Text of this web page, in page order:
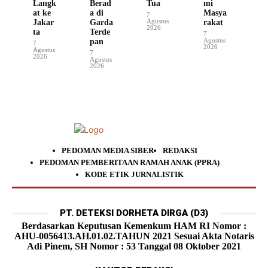
Langk
at ke
Jakar
ta
7
Agustus
2026
Berad
a di
Garda
Terde
pan
7
Agustus
2026
Tua
7
Agustus
2026
mi
Masya
rakat
7
Agustus
2026
PEDOMAN MEDIA SIBER
REDAKSI
PEDOMAN PEMBERITAAN RAMAH ANAK (PPRA)
KODE ETIK JURNALISTIK
PT. DETEKSI DORHETA DIRGA (D3)
Berdasarkan Keputusan Kemenkum HAM RI Nomor :
AHU-0056413.AH.01.02.TAHUN 2021 Sesuai Akta Notaris
Adi Pinem, SH Nomor : 53 Tanggal 08 Oktober 2021